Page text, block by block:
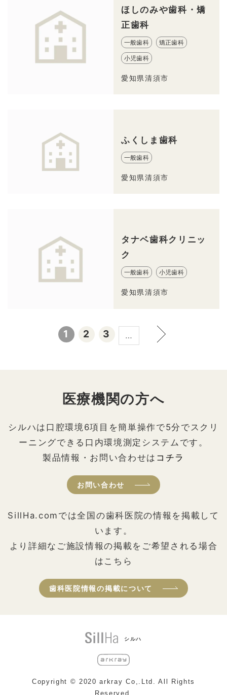
ほしのみや歯科・矯
正歯科
一般歯科 矯正歯科
小児歯科
愛知県清須市
ふくしま歯科
一般歯科
愛知県清須市
タナベ歯科クリニッ
ク
一般歯科 小児歯科
愛知県清須市
1 2 3 …
医療機関の方へ
シルハは口腔環境6項目を簡単操作で5分でスクリ
ーニングできる口内環境測定システムです。
製品情報・お問い合わせは コチラ
お問い合わせ
SillHa.comでは全国の歯科医院の情報を掲載して
います。
より詳細なご施設情報の掲載をご希望される場合
はこちら
歯科医院情報の掲載について
シルハ
Copyright © 2020 arkray Co,.Ltd. All Rights
Reserved.